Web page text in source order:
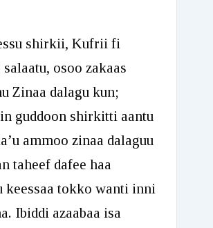
keys
to
increase
or
decrease
volume.
shirkii, Kufrii fi
osoo zakaas
Zinaa dalagu kun;
guddoon shirkitti aantu
ammoo zinaa dalaguu
taheef dafee haa
keessaa tokko wanti inni
Ibiddi azaabaa isa